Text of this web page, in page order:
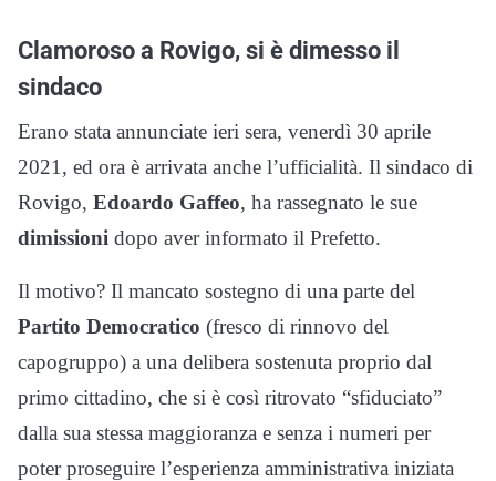
Clamoroso a Rovigo, si è dimesso il
sindaco
Erano stata annunciate ieri sera, venerdì 30 aprile
2021, ed ora è arrivata anche l’ufficialità. Il sindaco di
Rovigo, Edoardo Gaffeo, ha rassegnato le sue
dimissioni dopo aver informato il Prefetto.
Il motivo? Il mancato sostegno di una parte del
Partito Democratico (fresco di rinnovo del
capogruppo) a una delibera sostenuta proprio dal
primo cittadino, che si è così ritrovato “sfiduciato”
dalla sua stessa maggioranza e senza i numeri per
poter proseguire l’esperienza amministrativa iniziata